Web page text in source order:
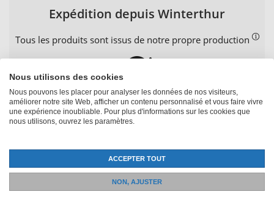
Expédition depuis Winterthur
Tous les produits sont issus de notre propre production
Garantie de satisfaction
Nous utilisons des cookies
Nous pouvons les placer pour analyser les données de nos visiteurs,
améliorer notre site Web, afficher un contenu personnalisé et vous faire vivre
une expérience inoubliable. Pour plus d'informations sur les cookies que
nous utilisons, ouvrez les paramètres.
ACCEPTER TOUT
NON, AJUSTER